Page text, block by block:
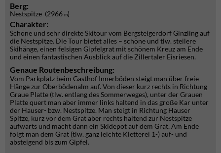
Berg:
Nestspitze (2966 m)
Charakter:
Schöne und sehr direkte Skitour vom Bergsteigerdorf Ginzling auf
die Nestspitze. Die Tour bietet alles – schöne und tlw. steilere
Skihänge, einen felsigen Gipfelgrat mit schönem Kreuz am Ende
und einen fantastischen Ausblick auf die Zillertaler Eisriesen.
Genaue Routenbeschreibung:
Vom Parkplatz beim Gasthof Innerböden steigt man über freie
Hänge zur Oberbödenalm auf. Von dieser kurz rechts in Richtung
Graue Platte (tlw. entlang des Sommerweges), unter der Grauen
Platte quert man aber immer links haltend in das große Kar unter
der Hauser- bzw. Nestspitze. Man steigt in Richtung Hauser
Spitze, kurz vor dem Grat aber rechts haltend zur Nestspitze
aufwärts und macht dann ein Skidepot auf dem Grat. Am Ende
folgt man dem Grat (tlw. ganz leichte Kletterei 1-) auf- und
absteigend bis zum Gipfel.